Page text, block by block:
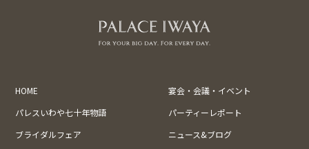
HOME
宴会・会議・イベント
パレスいわや七十年物語
パーティーレポート
ブライダルフェア
ニュース&ブログ